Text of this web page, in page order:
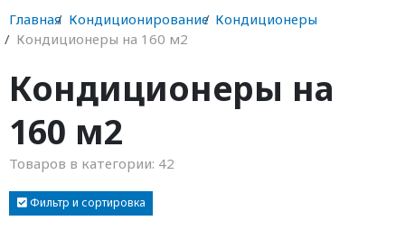
Главная Кондиционирование Кондиционеры
Кондиционеры на 160 м2
Кондиционеры на
160 м2
Товаров в категории: 42
Фильтр и сортировка